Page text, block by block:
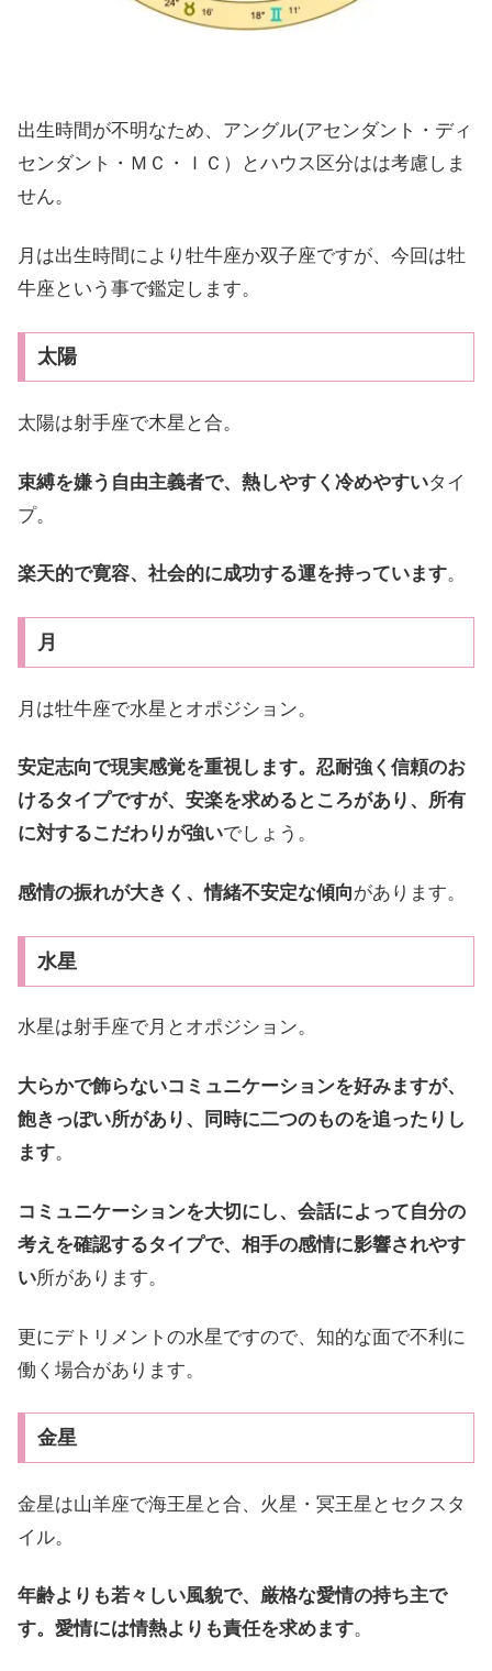
出生時間が不明なため、アングル(アセンダント・ディ
センダント・ＭＣ・ＩＣ）とハウス区分はは考慮しま
せん。
月は出生時間により牡牛座か双子座ですが、今回は牡
牛座という事で鑑定します。
太陽
太陽は射手座で木星と合。
束縛を嫌う自由主義者で、熱しやすく冷めやすいタイ
プ。
楽天的で寛容、社会的に成功する運を持っています。
月
月は牡牛座で水星とオポジション。
安定志向で現実感覚を重視します。忍耐強く信頼のお
けるタイプですが、安楽を求めるところがあり、所有
に対するこだわりが強いでしょう。
感情の振れが大きく、情緒不安定な傾向があります。
水星
水星は射手座で月とオポジション。
大らかで飾らないコミュニケーションを好みますが、
飽きっぽい所があり、同時に二つのものを追ったりし
ます。
コミュニケーションを大切にし、会話によって自分の
考えを確認するタイプで、相手の感情に影響されやす
い所があります。
更にデトリメントの水星ですので、知的な面で不利に
働く場合があります。
金星
金星は山羊座で海王星と合、火星・冥王星とセクスタ
イル。
年齢よりも若々しい風貌で、厳格な愛情の持ち主で
す。愛情には情熱よりも責任を求めます。